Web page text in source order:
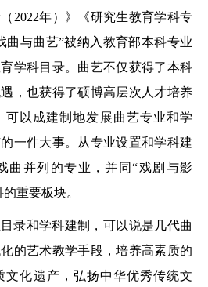
2022年）》《研究生教育学科专
曲与曲艺”被纳入教育部本科专业
学科目录。曲艺不仅获得了本科
，也获得了硕博高层次人才培养
可以成建制地发展曲艺专业和学
一件大事。从专业设置和学科建
曲并列的专业，并同“戏剧与影
重要板块。
录和学科建制，可以说是几代曲
的艺术教学手段，培养高素质的
文化遗产，弘扬中华优秀传统文